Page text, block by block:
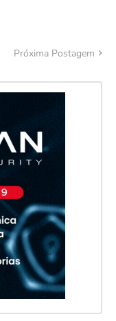
Próxima Postagem